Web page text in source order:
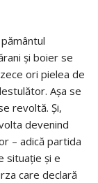
și boier se
ori pielea de
Așa se
revoltă. Și,
devenind
– adică partida
situație și e
care declară